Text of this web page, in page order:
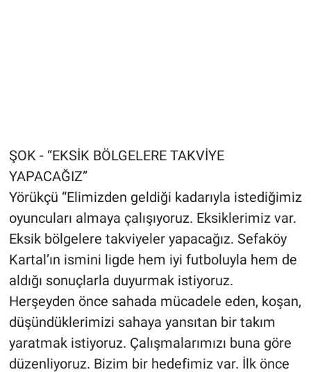
ŞOK - “EKSİK BÖLGELERE TAKVİYE
YAPACAĞIZ”
Yörükçü “Elimizden geldiği kadarıyla istediğimiz
oyuncuları almaya çalışıyoruz. Eksiklerimiz var.
Eksik bölgelere takviyeler yapacağız. Sefaköy
Kartal’ın ismini ligde hem iyi futboluyla hem de
aldığı sonuçlarla duyurmak istiyoruz.
Herşeyden önce sahada mücadele eden, koşan,
düşündüklerimizi sahaya yansıtan bir takım
yaratmak istiyoruz. Çalışmalarımızı buna göre
düzenliyoruz. Bizim bir hedefimiz var. İlk önce